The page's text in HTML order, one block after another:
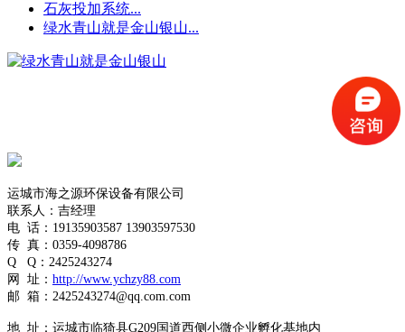
石灰投加系统...
绿水青山就是金山银山...
运城市海之源环保设备有限公司
联系人：吉经理
电 话：19135903587 13903597530
传 真：0359-4098786
Q Q ： 2425243274
网 址： http://www.ychzy88.com
邮 箱： 2425243274@qq.com.com
地 址：运城市临猗县G209国道西侧小微企业孵化基地内